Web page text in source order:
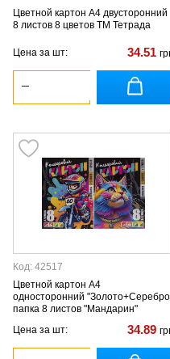
Цветной картон А4 двусторонний
8 листов 8 цветов ТМ Тетрада
Цена за шт: 34.51
Код: 42517
Цветной картон А4
односторонний
папка 8 листов "Мандарин"
Цена за шт:
34.89